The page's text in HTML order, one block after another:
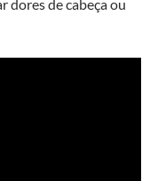
dores de cabeça ou